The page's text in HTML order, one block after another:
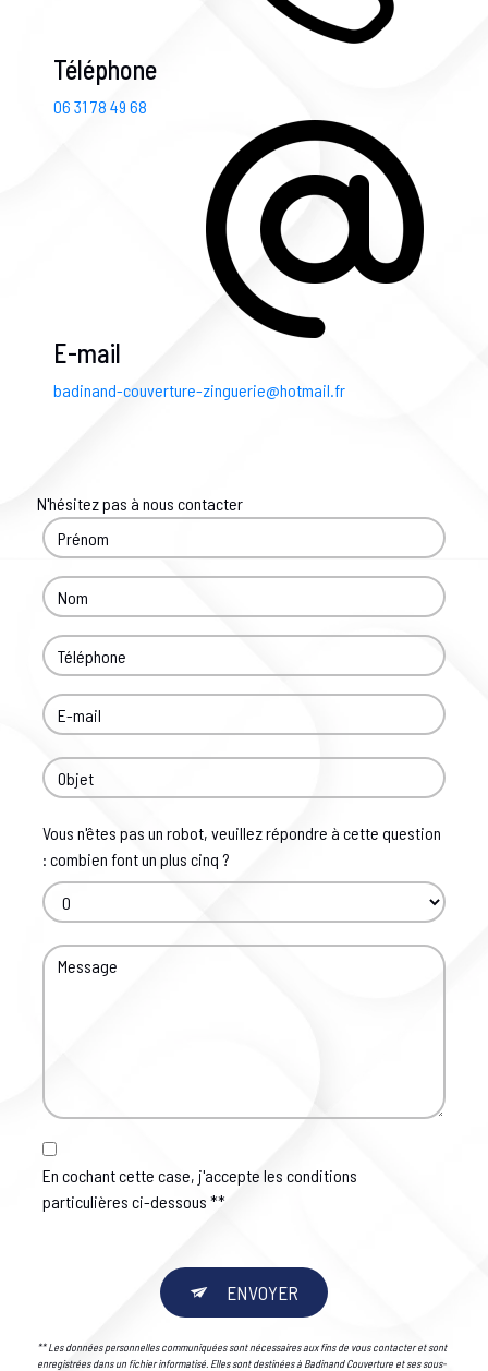
Téléphone
06 31 78 49 68
E-mail
badinand-couverture-zinguerie@hotmail.fr
N'hésitez pas à nous contacter
Vous n'êtes pas un robot, veuillez répondre à cette question
: combien font un plus cinq ?
En cochant cette case, j'accepte les conditions
particulières ci-dessous **
ENVOYER
** Les données personnelles communiquées sont nécessaires aux fins de vous contacter et sont
enregistrées dans un fichier informatisé. Elles sont destinées à Badinand Couverture et ses sous-